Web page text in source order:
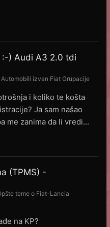
:-) Audi A3 2.0 tdi
Automobili izvan Fiat Grupacije
i koliko te košta
Ja sam našao
me zanima da li vredi...
(TPMS) -
teme o Fiat-Lancia
na KP?